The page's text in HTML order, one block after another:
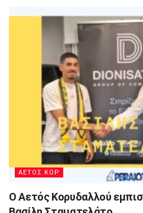
ΑΕΤΟΣ ΚΟΡ
Ο Αετός Κορυδαλλού